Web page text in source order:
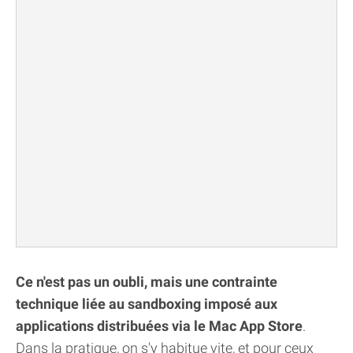
Ce n'est pas un oubli, mais une contrainte
technique liée au sandboxing imposé aux
applications distribuées via le Mac App Store.
Dans la pratique, on s'y habitue vite, et pour ceux